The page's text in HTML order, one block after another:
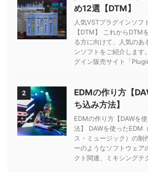
め12選【DTM】
人気VSTプラグインソフ
【DTM】 これからDTM
る方に向けて、人気のあ
ンソフトをご紹介します
グイン販売サイト「
2
EDMの作り方【
ち込み方法】
EDMの作り方【DAWを
法】 DAWを使ったEDM
ス・ミュージック）の制
ーのようなソフトウェア
クト関連、ミキシングテ